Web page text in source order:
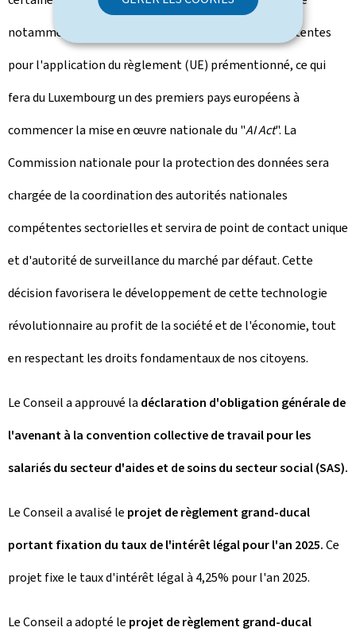
notamment, au niveau national, les autorités compétentes
pour l'application du règlement (UE) prémentionné, ce qui
fera du Luxembourg un des premiers pays européens à
commencer la mise en œuvre nationale du "AI Act". La
Commission nationale pour la protection des données sera
chargée de la coordination des autorités nationales
compétentes sectorielles et servira de point de contact unique
et d'autorité de surveillance du marché par défaut. Cette
décision favorisera le développement de cette technologie
révolutionnaire au profit de la société et de l'économie, tout
en respectant les droits fondamentaux de nos citoyens.
Le Conseil a approuvé la déclaration d'obligation générale de
l'avenant à la convention collective de travail pour les
salariés du secteur d'aides et de soins du secteur social (SAS).
Le Conseil a avalisé le projet de règlement grand-ducal
portant fixation du taux de l'intérêt légal pour l'an 2025.Ce
projet fixe le taux d'intérêt légal à 4,25% pour l'an 2025.
Le Conseil a adopté le projet de règlement grand-ducal